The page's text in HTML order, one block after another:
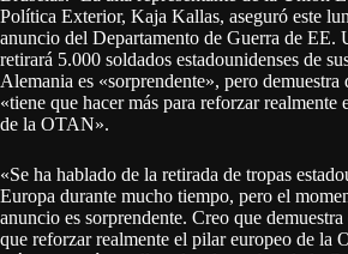
Política Exterior, Kaja Kallas, aseguró este
anuncio del Departamento de Guerra de EE.
retirará 5.000 soldados estadounidenses de
Alemania es «sorprendente», pero demuestra
«tiene que hacer más para reforzar realmente
de la OTAN».
«Se ha hablado de la retirada de tropas
Europa durante mucho tiempo, pero el
anuncio es sorprendente. Creo que demuestra
que reforzar realmente el pilar europeo de la